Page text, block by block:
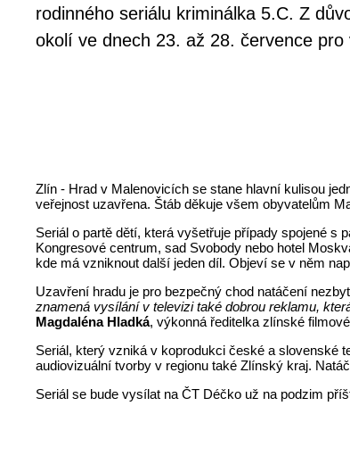
rodinného seriálu kriminálka 5.C. Z
okolí ve dnech 23. až 28. července pro
Zlín - Hrad v Malenovicích se stane hlavní kulisou
veřejnost uzavřena. Štáb děkuje všem obyvatelům
Seriál o partě dětí, která vyšetřuje případy spojené
Kongresové centrum, sad Svobody nebo hotel
kde má vzniknout další jeden díl. Objeví se v něm
Uzavření hradu je pro bezpečný chod natáčení
znamená vysílání v televizi také dobrou reklamu,
Magdaléna Hladká, výkonná ředitelka zlínské
Seriál, který vzniká v koprodukci české a slovenské
audiovizuální tvorby v regionu také Zlínský kraj.
Seriál se bude vysílat na ČT Déčko už na podzim